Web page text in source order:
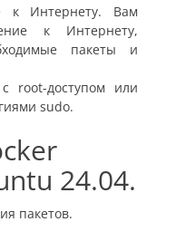
к Интернету. Вам
к Интернету,
пакеты и
root-доступом или
sudo.
24.04.
пакетов.